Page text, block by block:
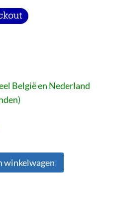
België en Nederland
winkelwagen